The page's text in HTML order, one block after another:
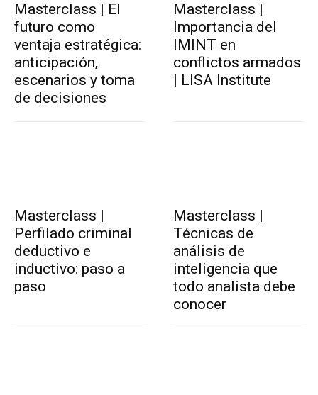
Masterclass | El
futuro como
ventaja estratégica:
anticipación,
escenarios y toma
de decisiones
Masterclass |
Importancia del
IMINT en
conflictos armados
| LISA Institute
Masterclass |
Perfilado criminal
deductivo e
inductivo: paso a
paso
Masterclass |
Técnicas de
análisis de
inteligencia que
todo analista debe
conocer